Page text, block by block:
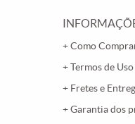
Como
Termos de Uso
Fretes e
Garantia dos